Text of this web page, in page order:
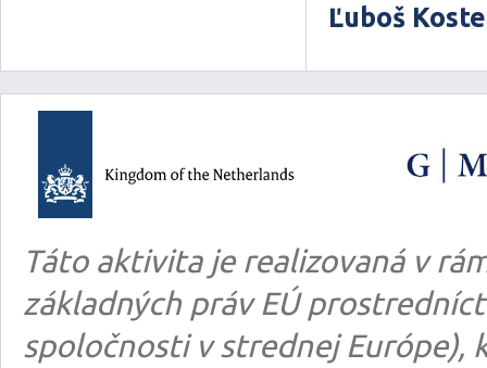
Ľuboš
Táto aktivita je realizovaná v
základných práv EÚ
spoločnosti v strednej Európe),